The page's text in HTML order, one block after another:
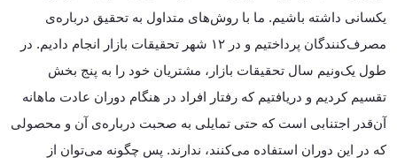
یکسانی داشته باشیم. ما با روش‌های متداول به تحقیق درباره‌ی
مصرف‌کنندگان پرداختیم و در ۱۲ شهر تحقیقات بازار انجام دادیم. در
طول یک‌ونیم سال تحقیقات بازار، مشتریان خود را به پنج بخش
تقسیم کردیم و دریافتیم که رفتار افراد در هنگام دوران عادت ماهانه
آن‌قدر اجتنابی است که حتی تمایلی به صحبت درباره‌ی آن و محصولی
که در این دوران استفاده می‌کنند، ندارند. پس چگونه می‌توان از